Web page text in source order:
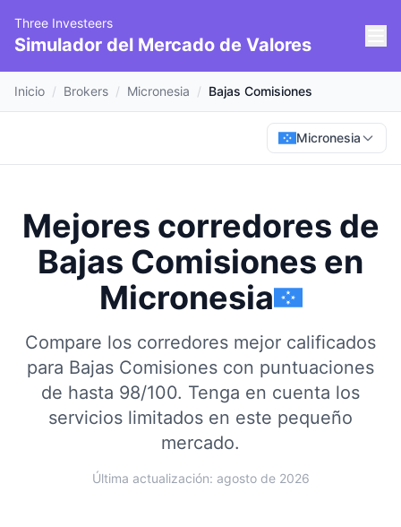
Three Investeers
Simulador del Mercado de Valores
Inicio / Brokers / Micronesia / Bajas Comisiones
Micronesia
Mejores corredores de
Bajas Comisiones en
Micronesia
Compare los corredores mejor calificados
para Bajas Comisiones con puntuaciones
de hasta 98/100. Tenga en cuenta los
servicios limitados en este pequeño
mercado.
Última actualización: agosto de 2026